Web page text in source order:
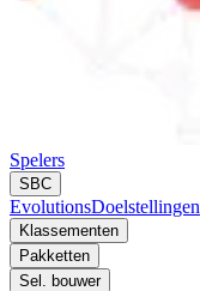
Spelers
SBC
EvolutionsDoelstellingen
Klassementen
Pakketten
Sel. bouwer